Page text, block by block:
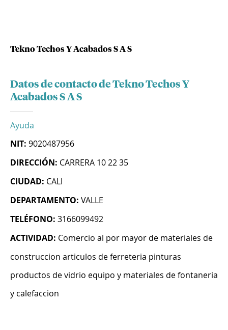
Tekno Techos Y Acabados S A S
Datos de contacto de Tekno Techos Y
Acabados S A S
Ayuda
NIT: 9020487956
DIRECCIÓN: CARRERA 10 22 35
CIUDAD: CALI
DEPARTAMENTO: VALLE
TELÉFONO: 3166099492
ACTIVIDAD: Comercio al por mayor de materiales de
construccion articulos de ferreteria pinturas
productos de vidrio equipo y materiales de fontaneria
y calefaccion